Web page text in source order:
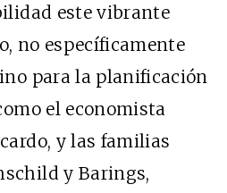
este vibrante
no específicamente
para la planificación
el economista
y las familias
y Barings,